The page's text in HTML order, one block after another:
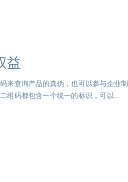
益
来查询产品的真伪，也可以参与企业制
维码都包含一个统一的标识，可以通过